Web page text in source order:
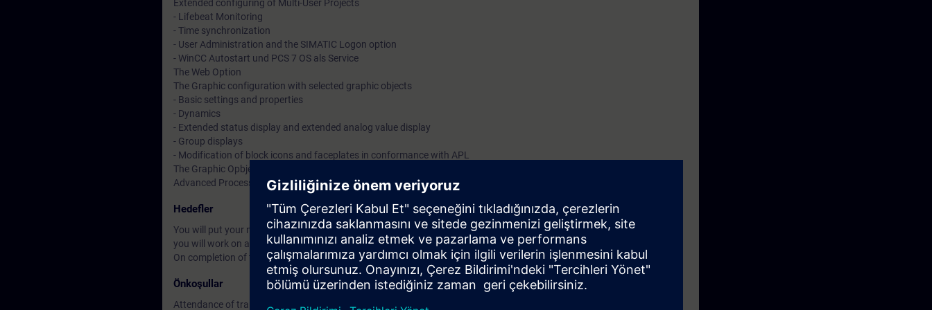
Extended configuring of Multi-User Projects
- Lifebeat Monitoring
- Time synchronization
- User Administration and the SIMATIC Logon option
- WinCC Autostart und PCS 7 OS als Service
The Web Option
The Graphic configuration with selected graphic objects
- Basic settings and properties
- Dynamics
- Extended status display and extended analog value display
- Group displays
- Modification of block icons and faceplates in conformance with APL
The Graphic Opbject Update wizard
Advanced Process Graphics for a user-oriented process visualization
Hedefler
You will put your newly acquired knowledge of the theory to use in practical exercises on the training equipment which
you will work on as if your were in a real plant.
On completion of the course, you will be able to achieve optimal design of the window to the process.
Önkoşullar
Attendance of training course ST-PCS7SYS recommended